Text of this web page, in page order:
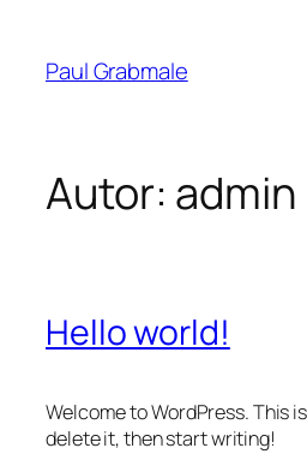
springen
Paul Grabmale
Autor: admin
Hello world!
Welcome to WordPress. This
delete it, then start writing!